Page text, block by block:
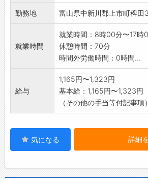
業務範囲】
※応募される方は、ハロー
さい。
勤務地 富山県中新川郡上市町稗田
就業時間
就業時間：8時00分〜17時
休憩時間：70分
時間外労働時間：0時間...
給与
1,165円〜1,323円
基本給：1,165円〜1,323円
（その他の手当等付記事項
気になる 詳細